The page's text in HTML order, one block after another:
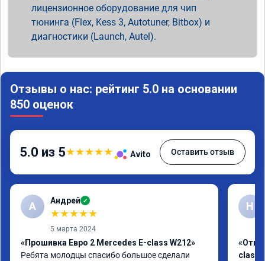
лицензионное оборудование для чип
тюнинга (Flex, Kess 3, Autotuner, Bitbox) и
диагностики (Launch, Autel).
Отзывы о нас: рейтинг 5.0 на основании
850 оценок
5.0 из 5★★★★★ Avito Оставить отзыв
А Андрей ✓
★★★★★
5 марта 2024
«Прошивка Евро 2 Mercedes E-class W212»
Ребята молодцы спасибо большое сделали
Н
class